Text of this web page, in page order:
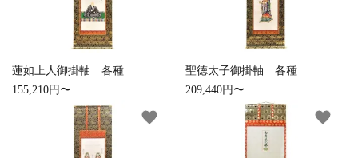
蓮如上人御掛軸 各種
155,210円〜
聖徳太子御掛軸 各種
209,440円〜
favorite favorite